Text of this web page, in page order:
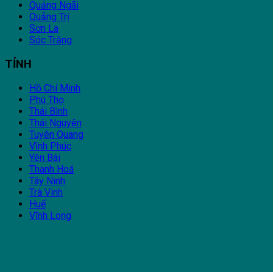
Quảng Ngãi
Quảng Trị
Sơn La
Sóc Trăng
TỈNH
Hồ Chí Minh
Phú Thọ
Thái Bình
Thái Nguyên
Tuyên Quang
Vĩnh Phúc
Yên Bái
Thanh Hoá
Tây Ninh
Trà Vinh
Huế
Vĩnh Long